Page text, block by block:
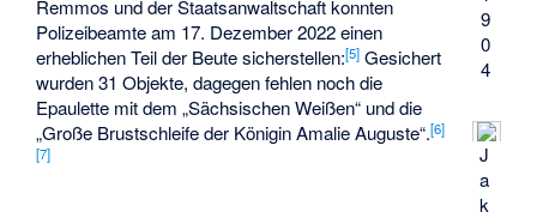
9
0
4
J
a
k
Remmos und der Staatsanwaltschaft konnten
Polizeibeamte am 17. Dezember 2022 einen
erheblichen Teil der Beute sicherstellen:[5] Gesichert
wurden 31 Objekte, dagegen fehlen noch die
Epaulette mit dem „Sächsischen Weißen“ und die
„Große Brustschleife der Königin Amalie Auguste“.[6]
[7]